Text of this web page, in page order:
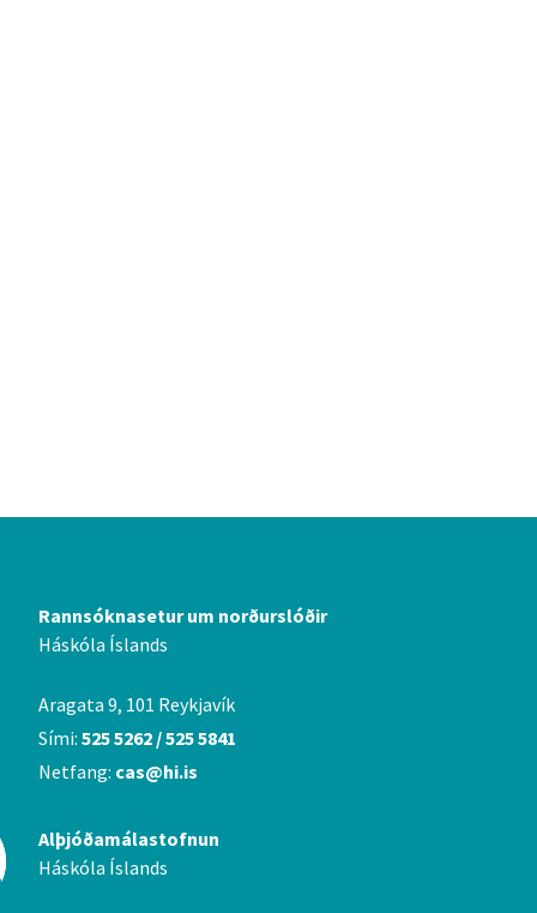
Rannsóknasetur um norðurslóðir
Háskóla Íslands
Aragata 9, 101 Reykjavík
Sími: 525 5262 / 525 5841
Netfang: cas@hi.is
Alþjóðamálastofnun
Háskóla Íslands